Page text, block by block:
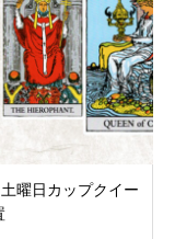
曜日カップクイー